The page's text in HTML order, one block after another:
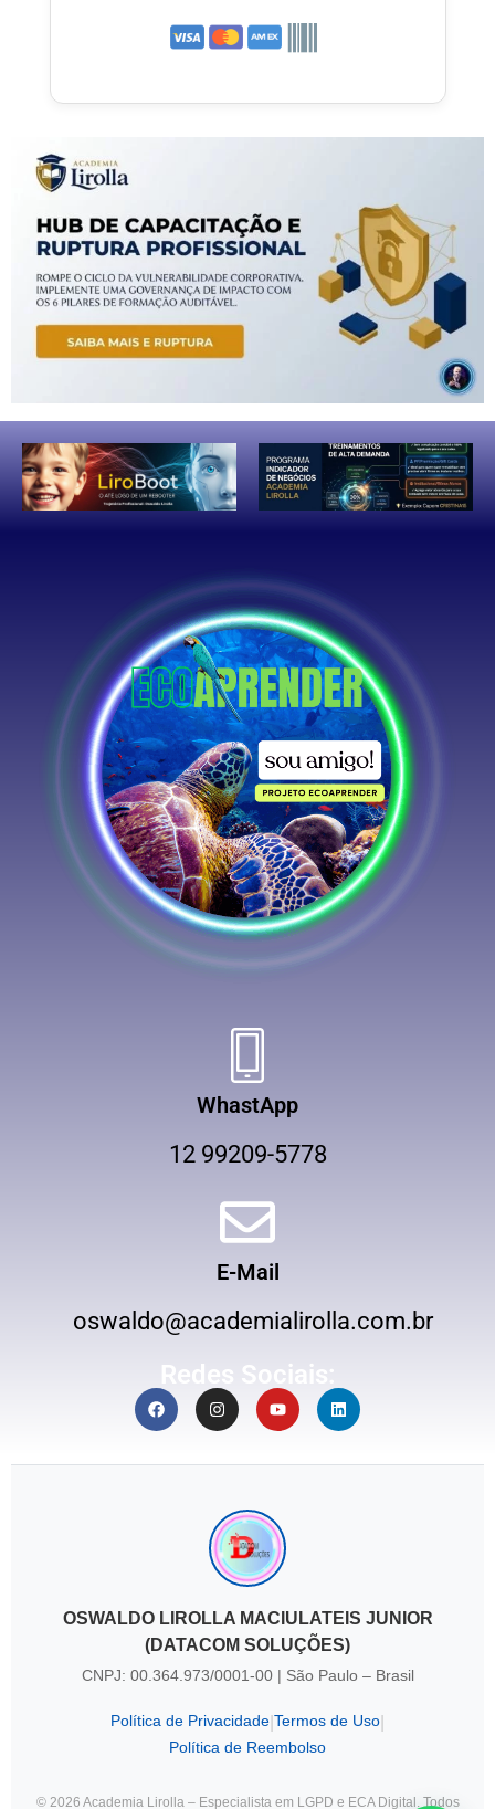
WhastApp
12 99209-5778
E-Mail
oswaldo@academialirolla.com.br
Redes Sociais:
OSWALDO LIROLLA MACIULATEIS JUNIOR
(DATACOM SOLUÇÕES)
CNPJ: 00.364.973/0001-00 | São Paulo – Brasil
Política de Privacidade Termos de Uso
Política de Reembolso
© 2026 Academia Lirolla – Especialista em LGPD e ECA Digital. Todos